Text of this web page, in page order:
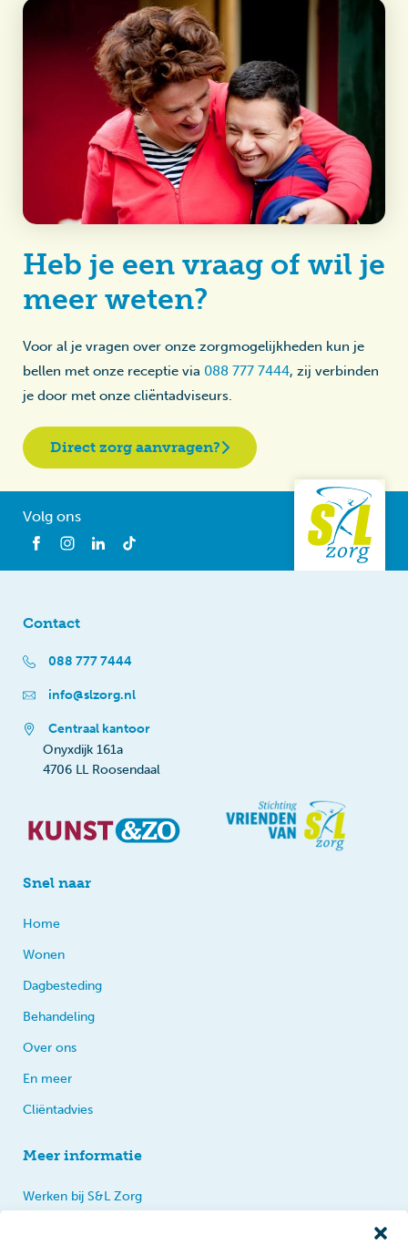
Heb je een vraag of wil je
meer weten?
Voor al je vragen over onze zorgmogelijkheden kun je
bellen met onze receptie via 088 777 7444, zij verbinden
je door met onze cliëntadviseurs.
Direct zorg aanvragen?
Volg ons
Contact
088 777 7444
info@slzorg.nl
Centraal kantoor
Onyxdijk 161a
4706 LL Roosendaal
Snel naar
Home
Wonen
Dagbesteding
Behandeling
Over ons
En meer
Cliëntadvies
Meer informatie
Werken bij S&L Zorg